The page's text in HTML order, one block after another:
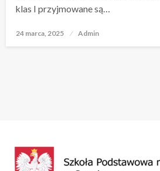
klas I przyjmowane są…
Opublikowane
24 marca, 2025 Admin